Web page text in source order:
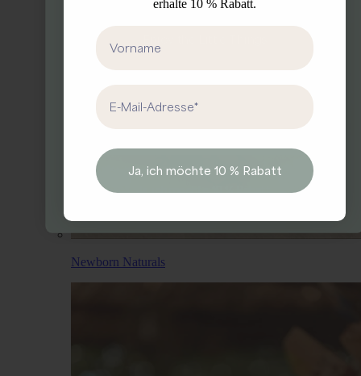
Newborn Naturals
erhalte ein Ostergeschenkg
First Name
erhalte 10 % Rabatt.
First Name
Email address
Ja, ich möchte 10 % Rabatt